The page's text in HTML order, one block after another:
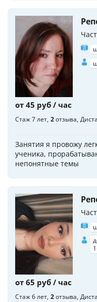
от 45 руб / час
Стаж 7 лет 2отзыва
Занятия я провожу
ученика,
непонятные темы
от 65 руб / час
Стаж 6 лет 2отзыва